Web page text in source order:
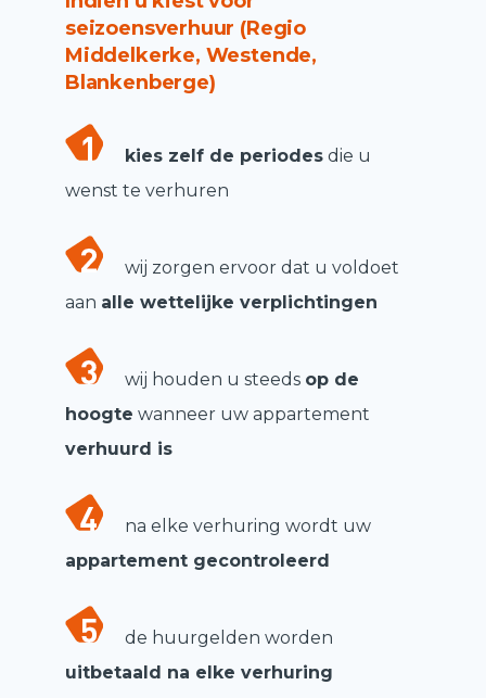
seizoensverhuur (Regio
Middelkerke, Westende,
Blankenberge)
kies zelf de periodes die u
wenst te verhuren
wij zorgen ervoor dat u voldoet
aan alle wettelijke verplichtingen
wij houden u steeds op de
hoogte wanneer uw appartement
verhuurd is
na elke verhuring wordt uw
appartement gecontroleerd
de huurgelden worden
uitbetaald na elke verhuring